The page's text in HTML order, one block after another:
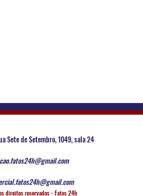
Sete de Setembro, 1049, sala 24
direitos reservados - Fatos 24h